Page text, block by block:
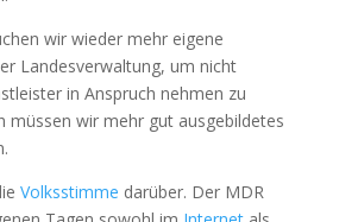
wir wieder mehr eigene
Landesverwaltung, um nicht
in Anspruch nehmen zu
müssen wir mehr gut ausgebildetes
Volksstimme darüber. Der MDR